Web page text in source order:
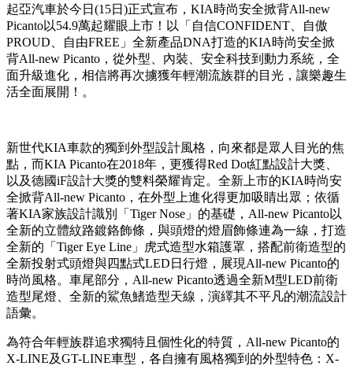
起亞汽車於今日(15日)正式宣布，KIA時尚安全掀背All-new
Picanto以54.9萬起耀眼上市！以「自信CONFIDENT、自傲
PROUD、自由FREE」全新產品DNA打造的KIA時尚安全掀
背All-new Picanto，從外型、內裝、安全科技到動力系統，全
面升級進化，相信將再次擄獲年輕潮流族群的目光，讓樂趣生
活全面展開！。
新世代KIA車款的獨到外型設計風格，向來都是眾人目光的焦
點，而KIA Picanto在2018年，更獲得Red Dot紅點設計大獎、
以及德國iF設計大獎的雙料榮耀肯定。全新上市的KIA時尚安
全掀背All-new Picanto，在外型上進化得更加吸睛出眾；依循
著KIA家族設計識別「Tiger Nose」的基礎，All-new Picanto以
全新的立體紋路鍍鉻飾條，與頭燈的燈眉飾條連為一線，打造
全新的「Tiger Eye Line」虎式造型水箱護罩，搭配前衛造型的
全新投射式頭燈與四點式LED日行燈，展現All-new Picanto的
時尚風格。車尾部分，All-new Picanto透過全新M型LED前衛
造型尾燈、全新的鯊魚鰭造型天線，演繹其不平凡的潮流設計
語彙。
為符合年輕族群追求獨特且個性化的特質，All-new Picanto的
X-LINE及GT-LINE車型，各自擁有風格獨到的外型特色：X-